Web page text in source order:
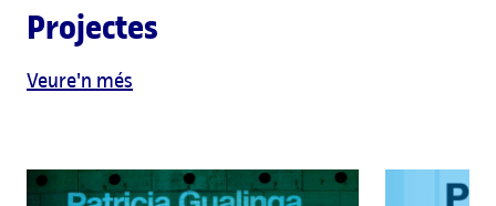
Projectes
Veure'n més